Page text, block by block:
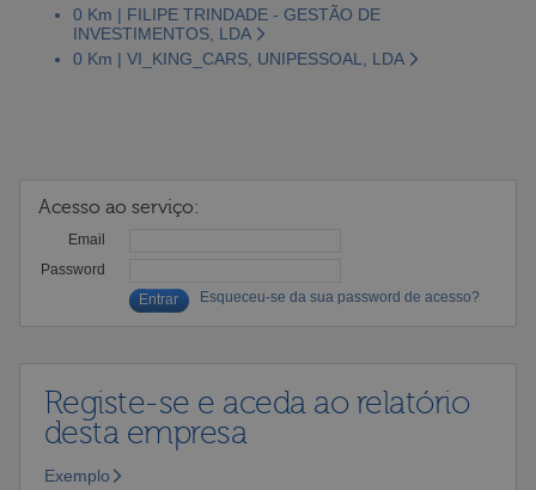
0 Km | FILIPE TRINDADE - GESTÃO DE
INVESTIMENTOS, LDA
0 Km | VI_KING_CARS, UNIPESSOAL, LDA
Acesso ao serviço:
Email
Password
Esqueceu-se da sua password de acesso?
Registe-se e aceda ao relatório
desta empresa
Exemplo